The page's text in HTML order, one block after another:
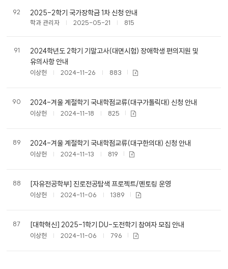
92 2025-2학기 국가장학금 1차 신청 안내
학과 관리자 2025-05-21 815
91
2024학년도 2학기 기말고사(대면시험) 장애학생 편의지원 및
유의사항 안내
이상헌 2024-11-26 883
90 2024-겨울 계절학기 국내학점교류(대구가톨릭대) 신청 안내
이상헌 2024-11-18 825
89 2024-겨울 계절학기 국내학점교류(대구한의대) 신청 안내
이상헌 2024-11-13 819
88 [자유전공학부] 진로전공탐색 프로젝트/멘토링 운영
이상헌 2024-11-06 1389
87 [대학혁신] 2025-1학기 DU-도전학기 참여자 모집 안내
이상헌 2024-11-06 796